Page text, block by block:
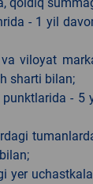
- 1 yil
viloyat
sharti bilan;
- 5
yer